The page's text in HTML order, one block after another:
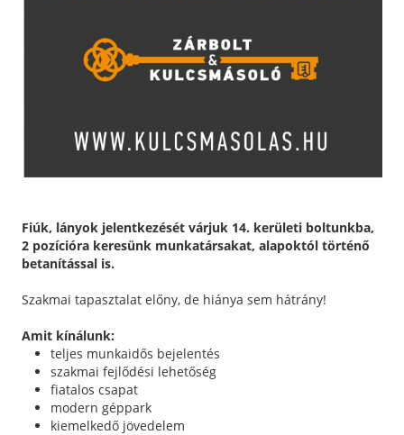
Fiúk, lányok jelentkezését várjuk 14. kerületi boltunkba,
2 pozícióra keresünk munkatársakat, alapoktól történő
betanítással is.
Szakmai tapasztalat előny, de hiánya sem hátrány!
Amit kínálunk:
teljes munkaidős bejelentés
szakmai fejlődési lehetőség
fiatalos csapat
modern géppark
kiemelkedő jövedelem